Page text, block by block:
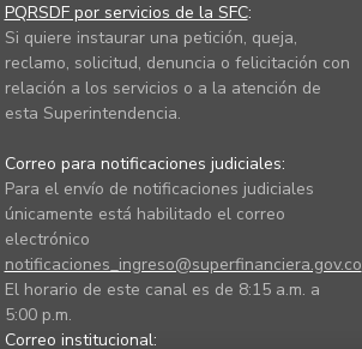
PQRSDF por servicios de la SFC:
Si quiere instaurar una petición, queja,
reclamo, solicitud, denuncia o felicitación con
relación a los servicios o a la atención de
esta Superintendencia.
Correo para notificaciones judiciales:
Para el envío de notificaciones judiciales
únicamente está habilitado el correo
electrónico
notificaciones_ingreso@superfinanciera.gov.co
El horario de este canal es de 8:15 a.m. a
5:00 p.m.
Correo institucional: